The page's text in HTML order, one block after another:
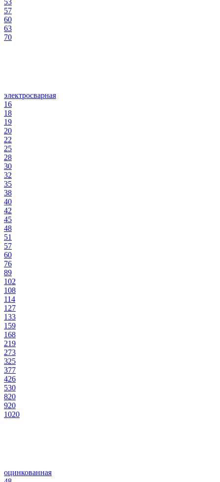
53
57
60
63
70
электросварная
16
18
19
20
22
25
28
30
32
35
38
40
42
45
48
51
57
60
76
89
102
108
114
127
133
159
168
219
273
325
377
426
530
820
920
1020
оцинкованная